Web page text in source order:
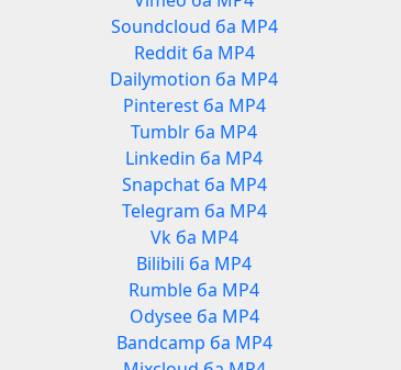
Soundcloud ба MP4
Reddit ба MP4
Dailymotion ба MP4
Pinterest ба MP4
Tumblr ба MP4
Linkedin ба MP4
Snapchat ба MP4
Telegram ба MP4
Vk ба MP4
Bilibili ба MP4
Rumble ба MP4
Odysee ба MP4
Bandcamp ба MP4